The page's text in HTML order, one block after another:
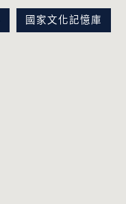
國家文化記憶庫